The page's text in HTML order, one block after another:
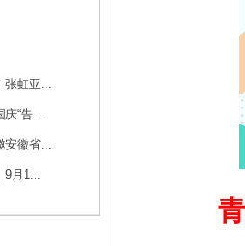
，中共党员，毕
中科技大学
张虹亚...
庆“告...
安徽省...
9月1...
青